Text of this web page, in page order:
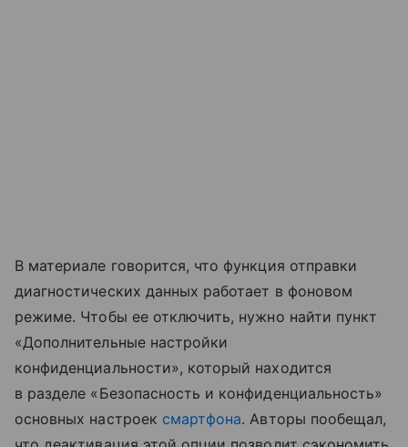
В материале говорится, что функция отправки
диагностических данных работает в фоновом
режиме. Чтобы ее отключить, нужно найти пункт
«Дополнительные настройки
конфиденциальности», который находится
в разделе «Безопасность и конфиденциальность»
основных настроек смартфона. Авторы пообещал,